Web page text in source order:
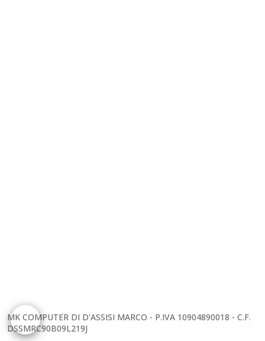
MK COMPUTER DI D'ASSISI MARCO - P.IVA 10904890018 - C.F.
DSSMRC90B09L219J